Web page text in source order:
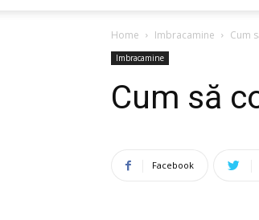
Home Imbracamine Cum
Imbracamine
Cum să
Facebook